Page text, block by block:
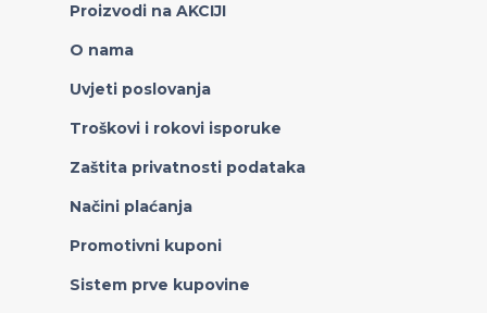
Proizvodi na AKCIJI
O nama
Uvjeti poslovanja
Troškovi i rokovi isporuke
Zaštita privatnosti podataka
Načini plaćanja
Promotivni kuponi
Sistem prve kupovine